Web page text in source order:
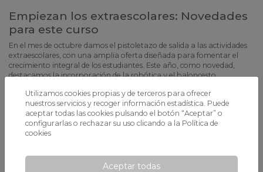
Empiezan los extraescolares: Novedades
para este curso
En el mes de octubre damos el pistoletazo de salida a las actividades
extraescolares, con una amplia oferta diseñada para fomentar el
crecimiento integral de los estudiantes. Este año, como novedad,
destacamos la incorporación de la robótica y el baloncesto,
disciplinas tecnológicas y deportivas.
Utilizamos cookies propias y de terceros para ofrecer
nuestros servicios y recoger información estadística. Puede
aceptar todas las cookies pulsando el botón “Aceptar” o
configurarlas o rechazar su uso clicando a la Política de
cookies
Aceptar todas